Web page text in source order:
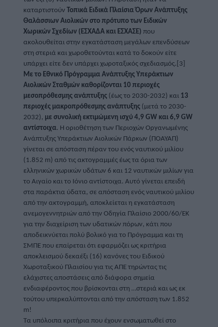
καταρτιστούν
Τοπικά Ειδικά Πλαίσια Όρων Ανάπτυξης
Θαλάσσιων Αιολικών στο πρότυπο των Ειδικών
Χωρικών Σχεδίων (ΕΣΧΑΔΑ και ΕΣΧΑΣΕ) που
ακολουθείται στην εγκατάσταση μεγάλων επενδύσεων
στη στεριά και χωροθετούνται κατά το δοκούν είτε
υπάρχει είτε δεν υπάρχει χωροταξικός σχεδιασμός.[3]
Με το Εθνικό Πρόγραμμα Ανάπτυξης Υπεράκτιων
Αιολικών Σταθμών καθορίζονται 10 περιοχές
μεσοπρόθεσμης ανάπτυξης (έως το 2030-2032) και 13
περιοχές μακροπρόθεσμης ανάπτυξης (μετά το 2030-
2032), με συνολική εκτιμώμενη ισχύ 4,9 GW και 6,9 GW
αντίστοιχα. Η οριοθέτηση των Περιοχών Οργανωμένης
Ανάπτυξης Υπεράκτιων Αιολικών Πάρκων (ΠΟΑΥΑΠ)
γίνεται σε απόσταση πέραν του ενός ναυτικού μιλίου
(1.852 m) από τις ακτογραμμές έως τα όρια των
ελληνικών χωρικών υδάτων 6 και 12 ναυτικών μιλίων για
το Αιγαίο και το Ιόνιο αντίστοιχα. Αυτό γίνεται επειδή
στα παράκτια ύδατα, σε απόσταση ενός ναυτικού μιλίου
από την ακτογραμμή, αποκλείεται η εγκατάσταση
ανεμογεννητριών από την Οδηγία Πλαίσιο 2000/60/ΕΚ
για την διαχείριση των υδατικών πόρων, κάτι που
αποδεικνύεται πολύ βολικό για το Πρόγραμμα και τη
ΣΜΠΕ που επαίρεται ότι εφαρμόζει ως κριτήρια
αποκλεισμού δεκαέξι (16) κανόνες του Ειδικού
Χωροταξικού Πλαισίου για τις ΑΠΕ τηρώντας τις
ελάχιστες αποστάσεις από διάφορα σημεία
ενδιαφέροντος που βρίσκονται στη …στεριά και ως εκ
τούτου υπερκαλύπτονται από την απόσταση των 1.852
m!
Τα υπόλοιπα κριτήρια που έχουν ενσωματωθεί στο